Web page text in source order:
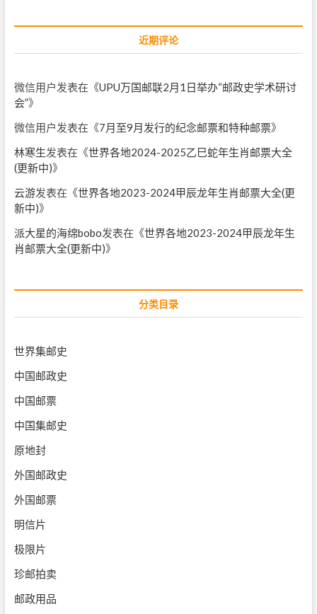
近期评论
微信用户发表在《UPU万国邮联2月1日举办“邮政史学术研讨
会”》
微信用户发表在《7月至9月发行的纪念邮票和特种邮票》
林寒生发表在《世界各地2024-2025乙巳蛇年生肖邮票大全
(更新中)》
云游发表在《世界各地2023-2024甲辰龙年生肖邮票大全(更
新中)》
派大星的海绵bobo发表在《世界各地2023-2024甲辰龙年生
肖邮票大全(更新中)》
分类目录
世界集邮史
中国邮政史
中国邮票
中国集邮史
原地封
外国邮政史
外国邮票
明信片
极限片
珍邮拍卖
邮政用品